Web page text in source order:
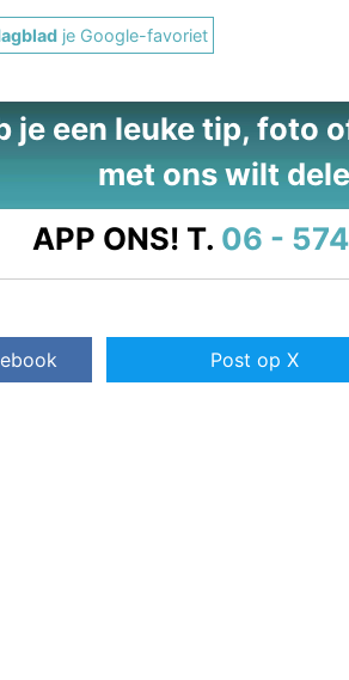
je Google-favoriet
je een leuke tip, foto
met ons wilt
APP ONS! T. 06 -
Post op X